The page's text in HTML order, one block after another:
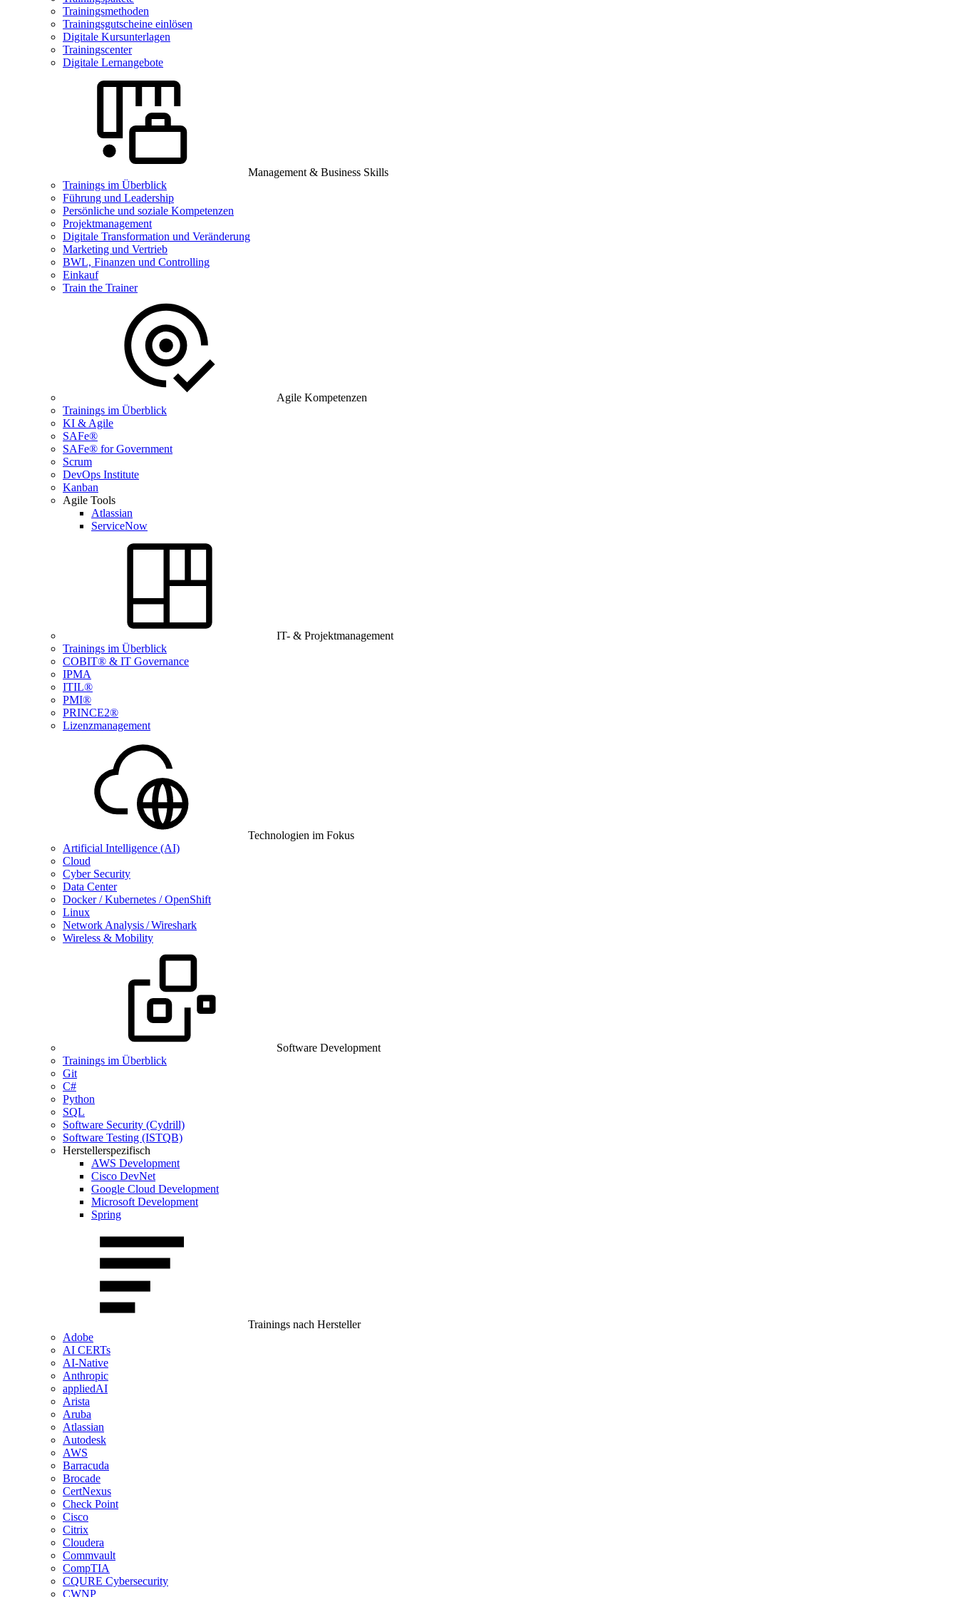
Trainingsmethoden
Trainingsgutscheine einlösen
Digitale Kursunterlagen
Trainingscenter
Digitale Lernangebote
Management & Business Skills
Trainings im Überblick
Führung und Leadership
Persönliche und soziale Kompetenzen
Projektmanagement
Digitale Transformation und Veränderung
Marketing und Vertrieb
BWL, Finanzen und Controlling
Einkauf
Train the Trainer
Agile Kompetenzen
Trainings im Überblick
KI & Agile
SAFe®
SAFe® for Government
Scrum
DevOps Institute
Kanban
Agile Tools
Atlassian
ServiceNow
IT- & Projektmanagement
Trainings im Überblick
COBIT® & IT Governance
IPMA
ITIL®
PMI®
PRINCE2®
Lizenzmanagement
Technologien im Fokus
Artificial Intelligence (AI)
Cloud
Cyber Security
Data Center
Docker / Kubernetes / OpenShift
Linux
Network Analysis / Wireshark
Wireless & Mobility
Software Development
Trainings im Überblick
Git
C#
Python
SQL
Software Security (Cydrill)
Software Testing (ISTQB)
Herstellerspezifisch
AWS Development
Cisco DevNet
Google Cloud Development
Microsoft Development
Spring
Trainings nach Hersteller
Adobe
AI CERTs
AI-Native
Anthropic
appliedAI
Arista
Aruba
Atlassian
Autodesk
AWS
Barracuda
Brocade
CertNexus
Check Point
Cisco
Citrix
Cloudera
Commvault
CompTIA
CQURE Cybersecurity
CWNP